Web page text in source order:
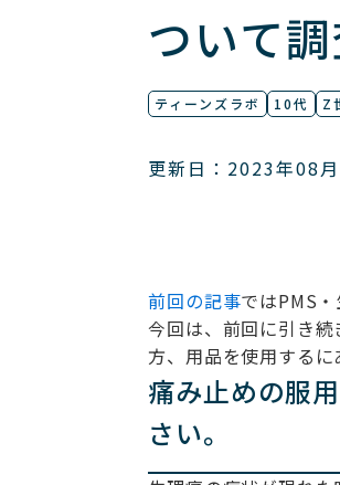
ついて調
ティーンズラボ 10代 Z
更新日：2023年08
前回の記事ではPMS
今回は、前回に引き
方、用品を使用するに
痛み止めの服
さい。